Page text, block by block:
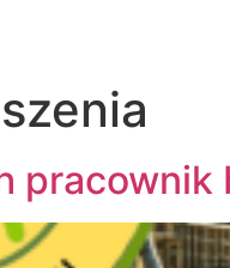
pracownik